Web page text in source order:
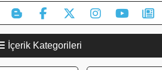
İçerik Kategorileri